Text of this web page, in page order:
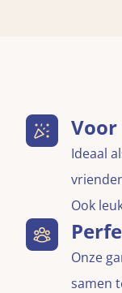
Voor
Ideaal
Ook
Onze
samen